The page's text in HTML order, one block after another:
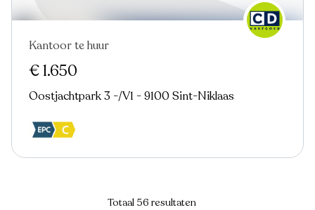
Kantoor te huur
€ 1.650
Oostjachtpark 3 -/V1 - 9100 Sint-Niklaas
Totaal 56 resultaten